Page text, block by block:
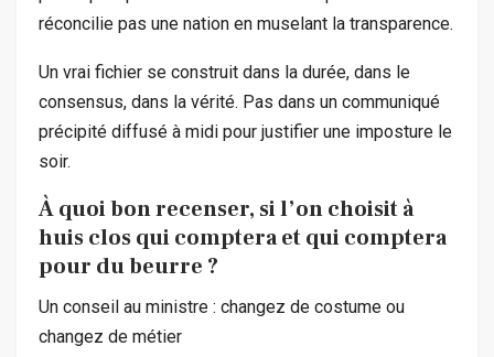
réconcilie pas une nation en muselant la transparence.
Un vrai fichier se construit dans la durée, dans le
consensus, dans la vérité. Pas dans un communiqué
précipité diffusé à midi pour justifier une imposture le
soir.
À quoi bon recenser, si l’on choisit à
huis clos qui comptera et qui comptera
pour du beurre ?
Un conseil au ministre : changez de costume ou
changez de métier